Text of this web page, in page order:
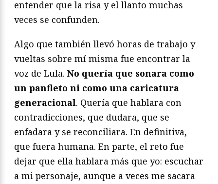
entender que la risa y el llanto muchas
veces se confunden.
Algo que también llevó horas de trabajo y
vueltas sobre mí misma fue encontrar la
voz de Lula. No quería que sonara como
un panfleto ni como una caricatura
generacional. Quería que hablara con
contradicciones, que dudara, que se
enfadara y se reconciliara. En definitiva,
que fuera humana. En parte, el reto fue
dejar que ella hablara más que yo: escuchar
a mi personaje, aunque a veces me sacara